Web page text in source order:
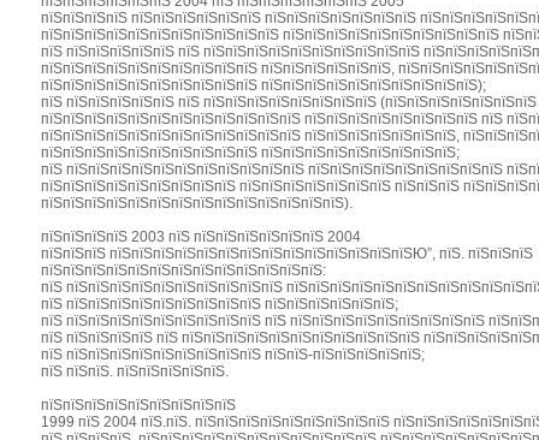
пїЅпїЅпїЅпїЅ пїЅпїЅпїЅпїЅпїЅпїЅ пїЅпїЅпїЅпїЅпїЅпїЅпїЅ
пїЅпїЅпїЅпїЅпїЅпїЅпїЅпїЅпїЅпїЅпїЅ пїЅпїЅпїЅпїЅпїЅпїЅпїЅпїЅпїЅпїЅ
пїЅ пїЅпїЅпїЅпїЅпїЅ пїЅ пїЅпїЅпїЅпїЅпїЅпїЅпїЅпїЅпїЅпїЅ
пїЅпїЅпїЅпїЅпїЅпїЅпїЅпїЅпїЅпїЅ пїЅпїЅпїЅпїЅпїЅпїЅ,
пїЅпїЅпїЅпїЅпїЅпїЅпїЅпїЅпїЅпїЅ пїЅпїЅпїЅпїЅпїЅпїЅпїЅпїЅпїЅпїЅ);
пїЅ пїЅпїЅпїЅпїЅпїЅ пїЅ пїЅпїЅпїЅпїЅпїЅпїЅпїЅпїЅ
пїЅпїЅпїЅпїЅпїЅпїЅпїЅпїЅпїЅпїЅпїЅпїЅ пїЅпїЅпїЅпїЅпїЅпїЅпїЅпїЅ пїЅ
пїЅпїЅпїЅпїЅпїЅпїЅпїЅпїЅпїЅпїЅпїЅпїЅ пїЅпїЅпїЅпїЅпїЅпїЅпїЅ,
пїЅпїЅпїЅпїЅпїЅпїЅпїЅпїЅпїЅпїЅ пїЅпїЅпїЅпїЅпїЅпїЅпїЅпїЅпїЅ;
пїЅ пїЅпїЅпїЅпїЅпїЅпїЅпїЅпїЅпїЅпїЅпїЅ пїЅпїЅпїЅпїЅпїЅпїЅпїЅпїЅпїЅ
пїЅпїЅпїЅпїЅпїЅпїЅпїЅпїЅпїЅ пїЅпїЅпїЅпїЅпїЅпїЅпїЅ пїЅпїЅпїЅ
пїЅпїЅпїЅпїЅпїЅпїЅпїЅпїЅпїЅпїЅпїЅпїЅпїЅпїЅ).
пїЅпїЅпїЅпїЅ 2003 пїЅ пїЅпїЅпїЅпїЅпїЅпїЅ 2004
пїЅпїЅпїЅ пїЅпїЅпїЅпїЅпїЅпїЅпїЅпїЅпїЅпїЅпїЅпїЅпїЅпїЅЮ”, пїЅ. пїЅпїЅпїЅ
пїЅпїЅпїЅпїЅпїЅпїЅпїЅпїЅпїЅпїЅпїЅпїЅпїЅ:
пїЅ пїЅпїЅпїЅпїЅпїЅпїЅпїЅпїЅпїЅпїЅ
пїЅ пїЅпїЅпїЅпїЅпїЅпїЅпїЅпїЅпїЅ пїЅпїЅпїЅпїЅпїЅпїЅ;
пїЅ пїЅпїЅпїЅпїЅпїЅпїЅпїЅпїЅпїЅ пїЅ пїЅпїЅпїЅпїЅпїЅпїЅпїЅпїЅпїЅ
пїЅ пїЅпїЅпїЅпїЅ пїЅ пїЅпїЅпїЅпїЅпїЅпїЅпїЅпїЅпїЅпїЅпїЅ
пїЅ пїЅпїЅпїЅпїЅпїЅпїЅпїЅпїЅпїЅ пїЅпїЅ-пїЅпїЅпїЅпїЅпїЅ;
пїЅ пїЅпїЅ. пїЅпїЅпїЅпїЅпїЅ.
пїЅпїЅпїЅпїЅпїЅпїЅпїЅпїЅпїЅ
1999 пїЅ 2004 пїЅ.пїЅ. пїЅпїЅпїЅпїЅпїЅпїЅпїЅпїЅпїЅ